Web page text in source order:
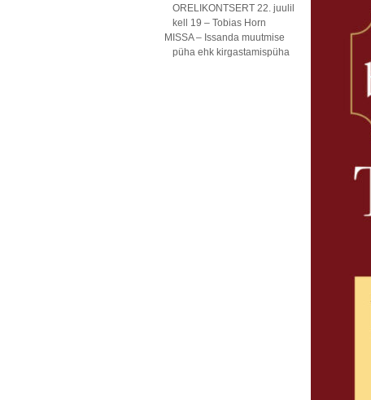
ORELIKONTSERT 22. juulil
kell 19 – Tobias Horn
MISSA – Issanda muutmise
püha ehk kirgastamispüha